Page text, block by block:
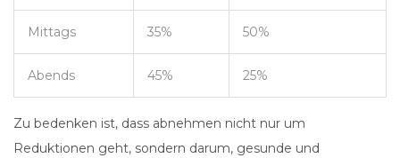
Mittags 35% 50%
Abends 45% 25%
Zu bedenken ist, dass abnehmen nicht nur um
Reduktionen geht, sondern darum, gesunde und